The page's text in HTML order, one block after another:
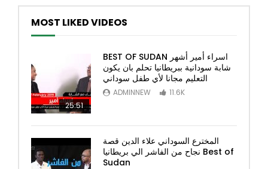
MOST LIKED VIDEOS
25:51
BEST OF SUDAN اسراء أمير أشهر
شابة سودانية ببريطانيا تحلم بان يكون
التعليم مجانا لأي طفل سوداني
ADMINNEW 11.6K
المخترع السوداني علاء الدين قصة
نجاح من الفاشر الي بريطانيا Best of
Sudan